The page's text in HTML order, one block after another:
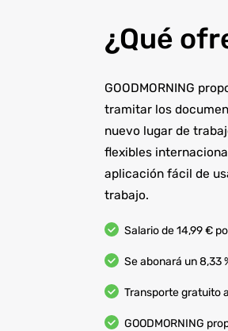
¿Qué
GOODMORNING
tramitar los
nuevo lugar de
flexibles
aplicación fácil de
trabajo.
Salario de 14,99 €
Se abonará un 8,33
Transporte gratuito
GOODMORNING